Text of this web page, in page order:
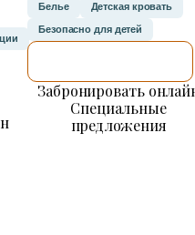
Белье Детская кровать
Безопасно для детей
Забронировать
Специальные
предложения